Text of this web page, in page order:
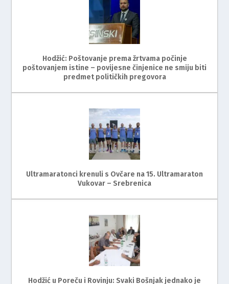
Hodžić: Poštovanje prema žrtvama počinje
poštovanjem istine – povijesne činjenice ne smiju biti
predmet političkih pregovora
Ultramaratonci krenuli s Ovčare na 15. Ultramaraton
Vukovar – Srebrenica
Hodžić u Poreču i Rovinju: Svaki Bošnjak jednako je